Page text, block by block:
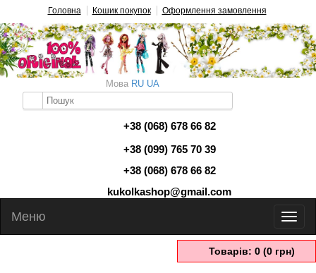
Головна Кошик покупок Оформлення замовлення
Мова RU UA
Товарів: 0 (0 грн)
+38 (068) 678 66 82
+38 (099) 765 70 39
+38 (068) 678 66 82
kukolkashop@gmail.com
Меню